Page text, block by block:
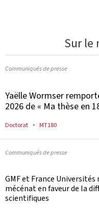
Sur le
Communiqués de presse
Yaëlle Wormser
2026 de « Ma thèse en
Doctorat MT180
Communiqués de presse
GMF et France
mécénat en faveur de la
scientifiques